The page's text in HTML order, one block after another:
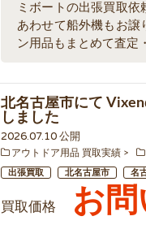
ミボートの出張買取依
あわせて船外機もお譲
ン用品もまとめて査定
北名古屋市にて
しました
2026.07.10 公開
アウトドア用品 買取実績
出張買取 北名古屋市 名
買取価格 お